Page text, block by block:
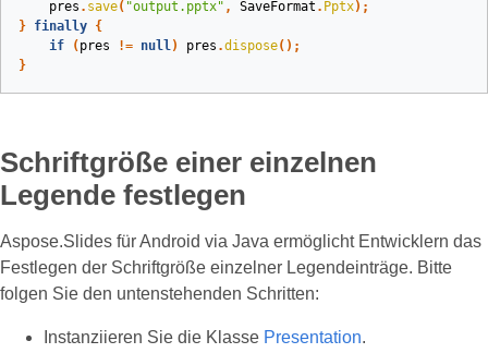
pres . save( "output.pptx" , SaveFormat . Pptx);
} finally {
if
( pres != null) pres .dispose();
}
Schriftgröße einer einzelnen
Legende festlegen
Aspose.Slides für Android via Java ermöglicht Entwicklern das
Festlegen der Schriftgröße einzelner Legendeinträge. Bitte
folgen Sie den untenstehenden Schritten:
Instanziieren Sie die Klasse Presentation.